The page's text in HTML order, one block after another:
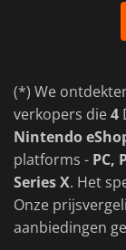
(*) We
verkopers die4
Nintendo
platforms - PC,
Series X. Het
Onze
aanbiedingen